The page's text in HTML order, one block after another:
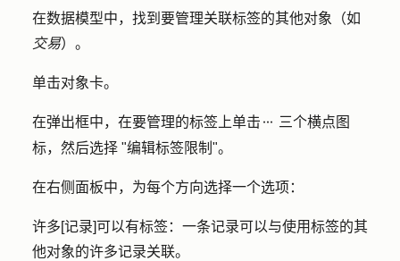
在数据模型中，找到要管理关联标签的其他对象（如
交易）。
单击对象卡。
在弹出框中，在要管理的标签上单击 ellipsesIcon 三个横点图
标，然后选择 "编辑标签限制 "。
在右侧面板中，为每个方向选择一个选项 ：
许多[记录]可以有标签：一条记录可以与使用标签的其
他对象的许多记录关联。